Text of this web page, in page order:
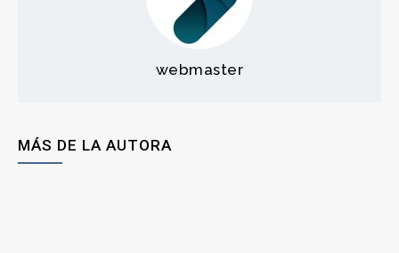
webmaster
MÁS DE LA AUTORA